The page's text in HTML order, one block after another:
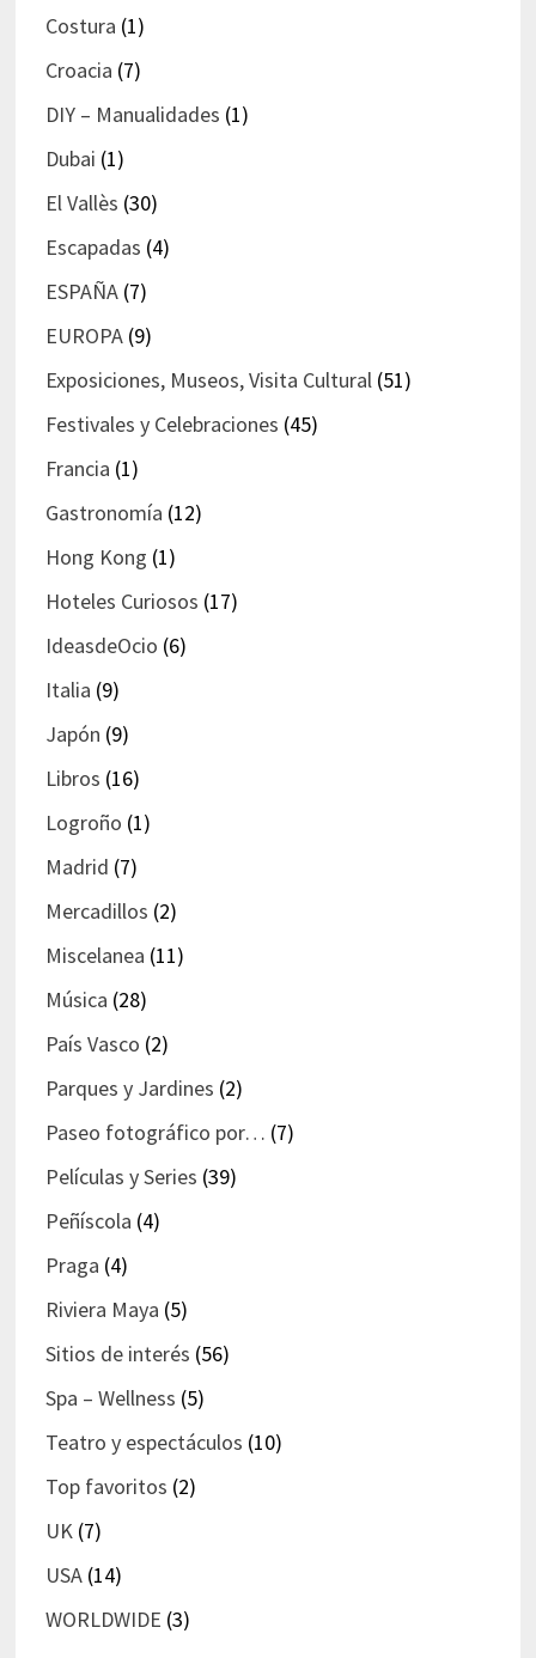
Costura (1)
Croacia (7)
DIY – Manualidades (1)
Dubai (1)
El Vallès (30)
Escapadas (4)
ESPAÑA(7)
EUROPA(9)
Exposiciones, Museos, Visita Cultural(51)
Festivales y Celebraciones (45)
Francia (1)
Gastronomía (12)
Hong Kong (1)
Hoteles Curiosos (17)
IdeasdeOcio (6)
Italia (9)
Japón (9)
Libros (16)
Logroño (1)
Madrid (7)
Mercadillos (2)
Miscelanea (11)
Música (28)
País Vasco (2)
Parques y Jardines (2)
Paseo fotográfico por… (7)
Películas y Series (39)
Peñíscola (4)
Praga (4)
Riviera Maya (5)
Sitios de interés (56)
Spa – Wellness (5)
Teatro y espectáculos (10)
Top favoritos (2)
UK(7)
USA(14)
WORLDWIDE (3)